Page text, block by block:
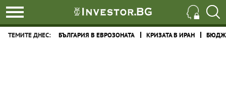
ТЕМИТЕ ДНЕС: БЪЛГАРИЯ В ЕВРОЗОНАТА КРИЗАТА В ИРАН